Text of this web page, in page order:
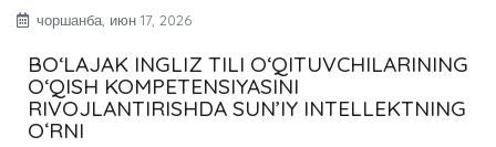
чоршанба, июн 17, 2026
BO‘LAJAK INGLIZ TILI O‘QITUVCHILARINING
O‘QISH KOMPETENSIYASINI
RIVOJLANTIRISHDA SUN’IY INTELLEKTNING
OʻRNI